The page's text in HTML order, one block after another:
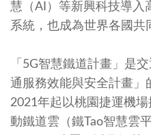
慧（AI）等新興科技導入
系統，也成為世界各國共
「5G智慧鐵道計畫」是
通服務效能與安全計畫」
2021年起以桃園捷運機
動鐵道雲（鐵Tao智慧雲